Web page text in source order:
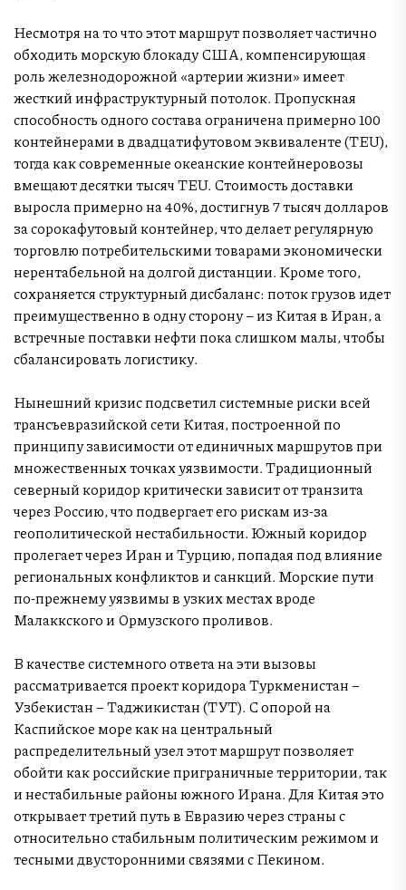
Несмотря на то что этот маршрут позволяет частично
обходить морскую блокаду США, компенсирующая
роль железнодорожной «артерии жизни» имеет
жесткий инфраструктурный потолок. Пропускная
способность одного состава ограничена примерно 100
контейнерами в двадцатифутовом эквиваленте (TEU),
тогда как современные океанские контейнеровозы
вмещают десятки тысяч TEU. Стоимость доставки
выросла примерно на 40%, достигнув 7 тысяч долларов
за сорокафутовый контейнер, что делает регулярную
торговлю потребительскими товарами экономически
нерентабельной на долгой дистанции. Кроме того,
сохраняется структурный дисбаланс: поток грузов идет
преимущественно в одну сторону – из Китая в Иран, а
встречные поставки нефти пока слишком малы, чтобы
сбалансировать логистику.
Нынешний кризис подсветил системные риски всей
трансъевразийской сети Китая, построенной по
принципу зависимости от единичных маршрутов при
множественных точках уязвимости. Традиционный
северный коридор критически зависит от транзита
через Россию, что подвергает его рискам из-за
геополитической нестабильности. Южный коридор
пролегает через Иран и Турцию, попадая под влияние
региональных конфликтов и санкций. Морские пути
по-прежнему уязвимы в узких местах вроде
Малаккского и Ормузского проливов.
В качестве системного ответа на эти вызовы
рассматривается проект коридора Туркменистан –
Узбекистан – Таджикистан (ТУТ). С опорой на
Каспийское море как на центральный
распределительный узел этот маршрут позволяет
обойти как российские приграничные территории, так
и нестабильные районы южного Ирана. Для Китая это
открывает третий путь в Евразию через страны с
относительно стабильным политическим режимом и
тесными двусторонними связями с Пекином.